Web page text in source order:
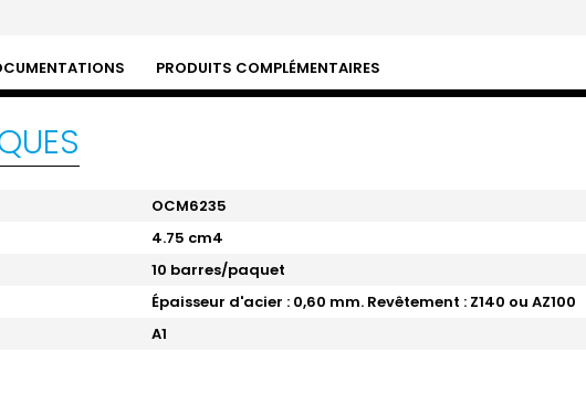
PRODUITS COMPLÉMENTAIRES
OCM6235
4.75 cm4
10 barres/paquet
Épaisseur d'acier : 0,60 mm. Revêtement : Z140 ou AZ100
A1